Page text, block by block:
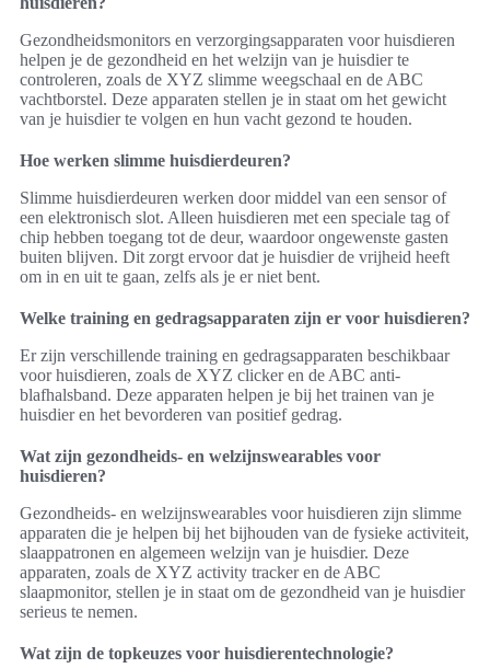
Gezondheidsmonitors en verzorgingsapparaten voor huisdieren
helpen je de gezondheid en het welzijn van je huisdier te
controleren, zoals de XYZ slimme weegschaal en de ABC
vachtborstel. Deze apparaten stellen je in staat om het gewicht
van je huisdier te volgen en hun vacht gezond te houden.
Hoe werken slimme huisdierdeuren?
Slimme huisdierdeuren werken door middel van een sensor of
een elektronisch slot. Alleen huisdieren met een speciale tag of
chip hebben toegang tot de deur, waardoor ongewenste gasten
buiten blijven. Dit zorgt ervoor dat je huisdier de vrijheid heeft
om in en uit te gaan, zelfs als je er niet bent.
Welke training en gedragsapparaten zijn er voor huisdieren?
Er zijn verschillende training en gedragsapparaten beschikbaar
voor huisdieren, zoals de XYZ clicker en de ABC anti-
blafhalsband. Deze apparaten helpen je bij het trainen van je
huisdier en het bevorderen van positief gedrag.
Wat zijn gezondheids- en welzijnswearables voor
huisdieren?
Gezondheids- en welzijnswearables voor huisdieren zijn slimme
apparaten die je helpen bij het bijhouden van de fysieke activiteit,
slaappatronen en algemeen welzijn van je huisdier. Deze
apparaten, zoals de XYZ activity tracker en de ABC
slaapmonitor, stellen je in staat om de gezondheid van je huisdier
serieus te nemen.
Wat zijn de topkeuzes voor huisdierentechnologie?